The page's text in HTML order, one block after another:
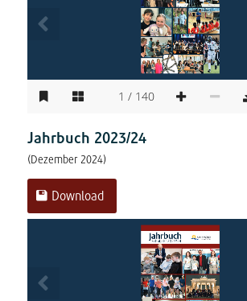
1 / 140
Jahrbuch 2023/24
(Dezember 2024)
Download
Jahrbuch
Schuljahr 2023/24